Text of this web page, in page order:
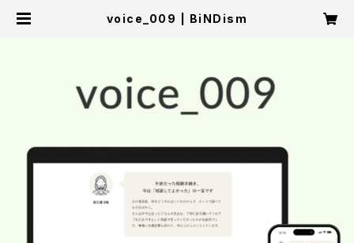
voice_009 | BiNDism